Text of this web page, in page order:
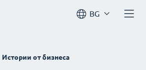
BG
Истории от бизнеса